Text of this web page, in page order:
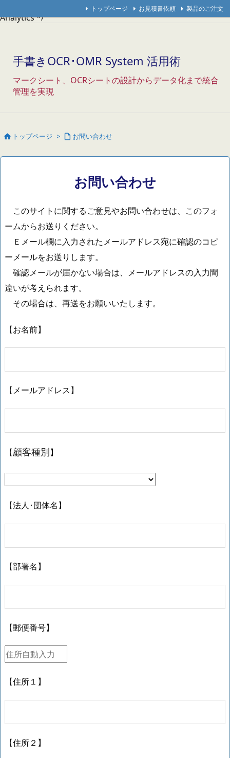
/* Googleアナリティクス *//* アクセス解析研究所 *//* THK
Analytics */
トップページ お見積書依頼 製品のご注文
手書きOCR･OMR System 活用術
マークシート、OCRシートの設計からデータ化まで統合
管理を実現
 トップページ >  お問い合わせ
お問い合わせ
このサイトに関するご意見やお問い合わせは、このフォ
ームからお送りください。
Ｅメール欄に入力されたメールアドレス宛に確認のコピ
ーメールをお送りします。
確認メールが届かない場合は、メールアドレスの入力間
違いが考えられます。
その場合は、再送をお願いいたします。
【お名前】
【メールアドレス】
【顧客種別 】
【法人･団体名】
【部署名】
【郵便番号】
【住所１】
【住所２】